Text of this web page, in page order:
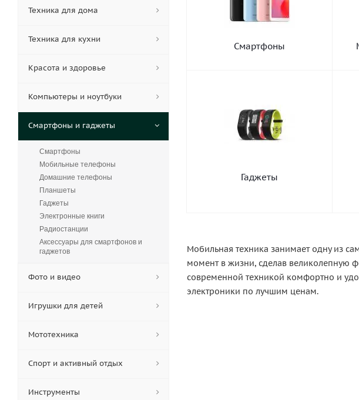
Смартфоны
Гаджеты
Мобильная техника занимает одну из
момент в жизни, сделав великолепную
современной техникой комфортно и
электроники по лучшим ценам.
Техника для дома
Техника для кухни
Красота и здоровье
Компьютеры и ноутбуки
Смартфоны и гаджеты
Смартфоны
Мобильные телефоны
Домашние телефоны
Планшеты
Гаджеты
Электронные книги
Радиостанции
Аксессуары для смартфонов и
гаджетов
Фото и видео
Игрушки для детей
Мототехника
Спорт и активный отдых
Инструменты